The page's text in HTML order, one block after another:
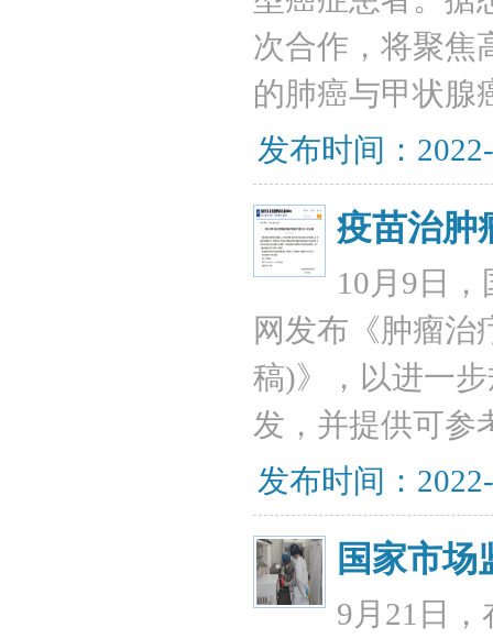
次合作，将聚焦
的肺癌与甲状腺
发布时间：
疫苗治肿
10月9日
网发布《肿瘤治
稿)》，以进一
发，并提供可参
发布时间：
国家市
9月21日